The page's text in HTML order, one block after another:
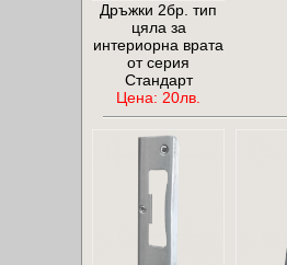
Дръжки 2бр. тип
цяла за
интериорна врата
от серия
Стандарт
Цена: 20лв.